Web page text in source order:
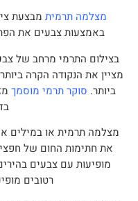
מצלמה תרמית מבצעת
באמצעות צבעים את
בצילום התרמי מרחב של
מציין את הנקודה הקרה
ביותר. סוקר תרמי מוסמך
מצלמה תרמית או במילים
את חתימות החום של
מופיעות עם צבעים
רטובים